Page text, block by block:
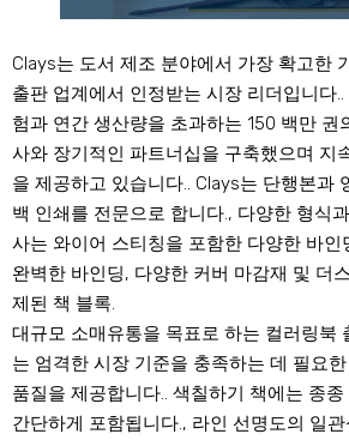
Clays는 도서 제조 분야에서 가장 확고한
출판 업계에서 인정받는 시장 리더입니다
험과 연간 생산량을 초과하는 150 백만 권
사와 장기적인 파트너십을 구축했으며 지
을 제공하고 있습니다.. Clays는 단행본과
백 인쇄를 전문으로 합니다., 다양한 형식
사는 와이어 스티칭을 포함한 다양한 바인
완벽한 바인딩, 다양한 커버 마감재 및 더
제된 책 블록.
대규모 소매유통을 목표로 하는 컬러링북
는 엄격한 시장 기준을 충족하는 데 필요
품질을 제공합니다.. 색칠하기 책에는 종
간단하게 포함됩니다., 라인 선명도의 일